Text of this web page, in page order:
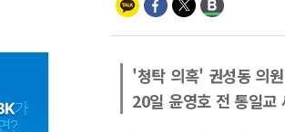
'청탁 의혹' 권성동 의
20일 윤영호 전 통일교